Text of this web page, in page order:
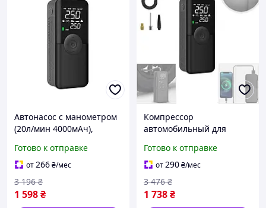
Автонасос с манометром
(20л/мин 4000мАч),
накачивания шин,
Электро насос для авто,
RYH
Готово к отправке
от266₴/мес
1 598₴
3 196 ₴
Компрессор
автомобильный для
4000мАч), Насос
компрессор для авто,
Автомобильный
воздушный компрессор,
FBK
Готово к отправке
от290₴/мес
1 738₴
3 476 ₴